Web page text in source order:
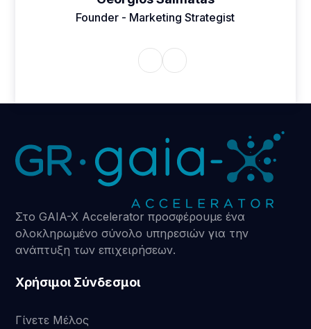
Founder - Marketing Strategist
Στο GAIA-X Accelerator προσφέρουμε ένα
ολοκληρωμένο σύνολο υπηρεσιών για την
ανάπτυξη των επιχειρήσεων.
Χρήσιμοι Σύνδεσμοι
Γίνετε Μέλος